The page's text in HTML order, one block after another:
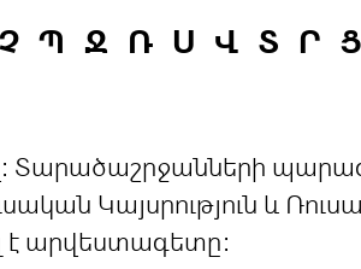
Չ Պ Ջ Ռ Ս Վ Տ Ր Ց
Տարածաշրջանների
Կայսրություն և
է արվեստագետը: